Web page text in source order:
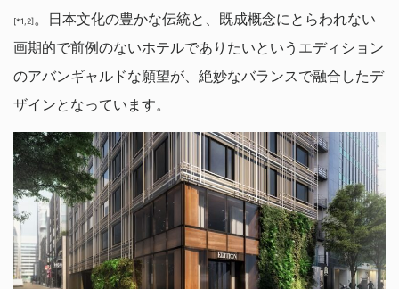
[*1,2]。日本文化の豊かな伝統と、既成概念にとらわれない
画期的で前例のないホテルでありたいというエディション
のアバンギャルドな願望が、絶妙なバランスで融合したデ
ザインとなっています。